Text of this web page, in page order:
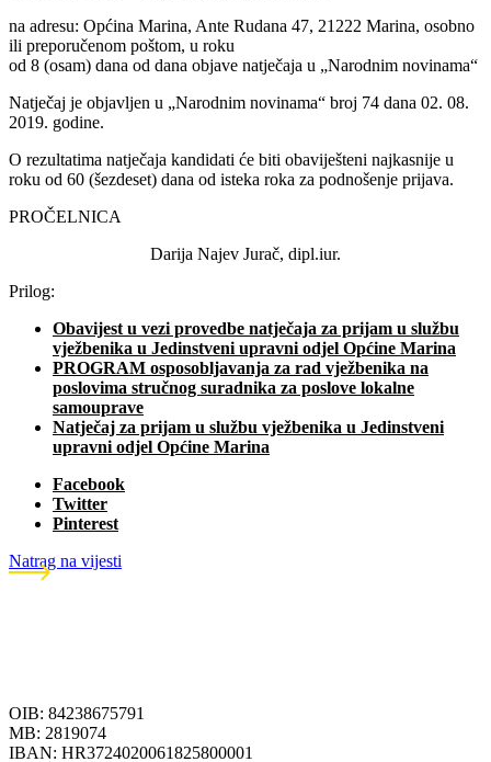
na adresu: Općina Marina, Ante Rudana 47, 21222 Marina, osobno
ili preporučenom poštom, u roku
od 8 (osam) dana od dana objave natječaja u „Narodnim novinama“
Natječaj je objavljen u „Narodnim novinama“ broj 74 dana 02. 08.
2019. godine.
O rezultatima natječaja kandidati će biti obaviješteni najkasnije u
roku od 60 (šezdeset) dana od isteka roka za podnošenje prijava.
PROČELNICA
Darija Najev Jurač, dipl.iur.
Prilog:
Obavijest u vezi provedbe natječaja za prijam u službu
vježbenika u Jedinstveni upravni odjel Općine Marina
PROGRAM osposobljavanja za rad vježbenika na
poslovima stručnog suradnika za poslove lokalne
samouprave
Natječaj za prijam u službu vježbenika u Jedinstveni
upravni odjel Općine Marina
Facebook
Twitter
Pinterest
Natrag na vijesti
OIB: 84238675791
MB: 2819074
IBAN: HR3724020061825800001